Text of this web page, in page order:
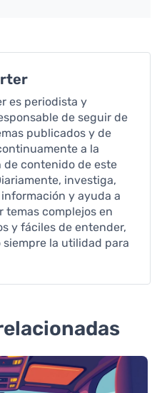
es periodista y
de seguir de
publicados y de
a la
de contenido de este
investiga,
y ayuda a
temas complejos en
y fáciles de entender,
siempre la utilidad para